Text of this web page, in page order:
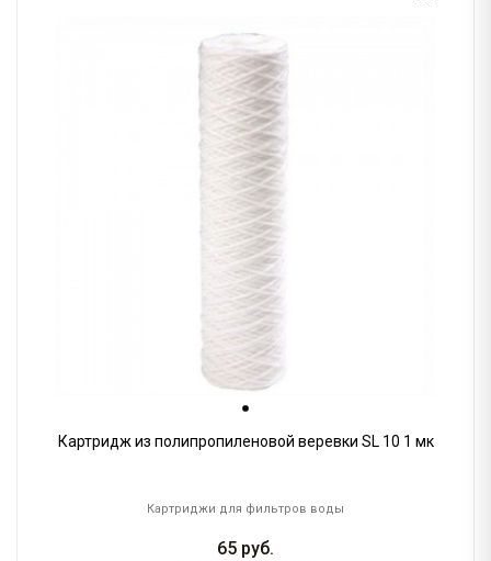
Картридж из полипропиленовой веревки SL 10 1 мк
Картриджи для фильтров воды
65 руб.